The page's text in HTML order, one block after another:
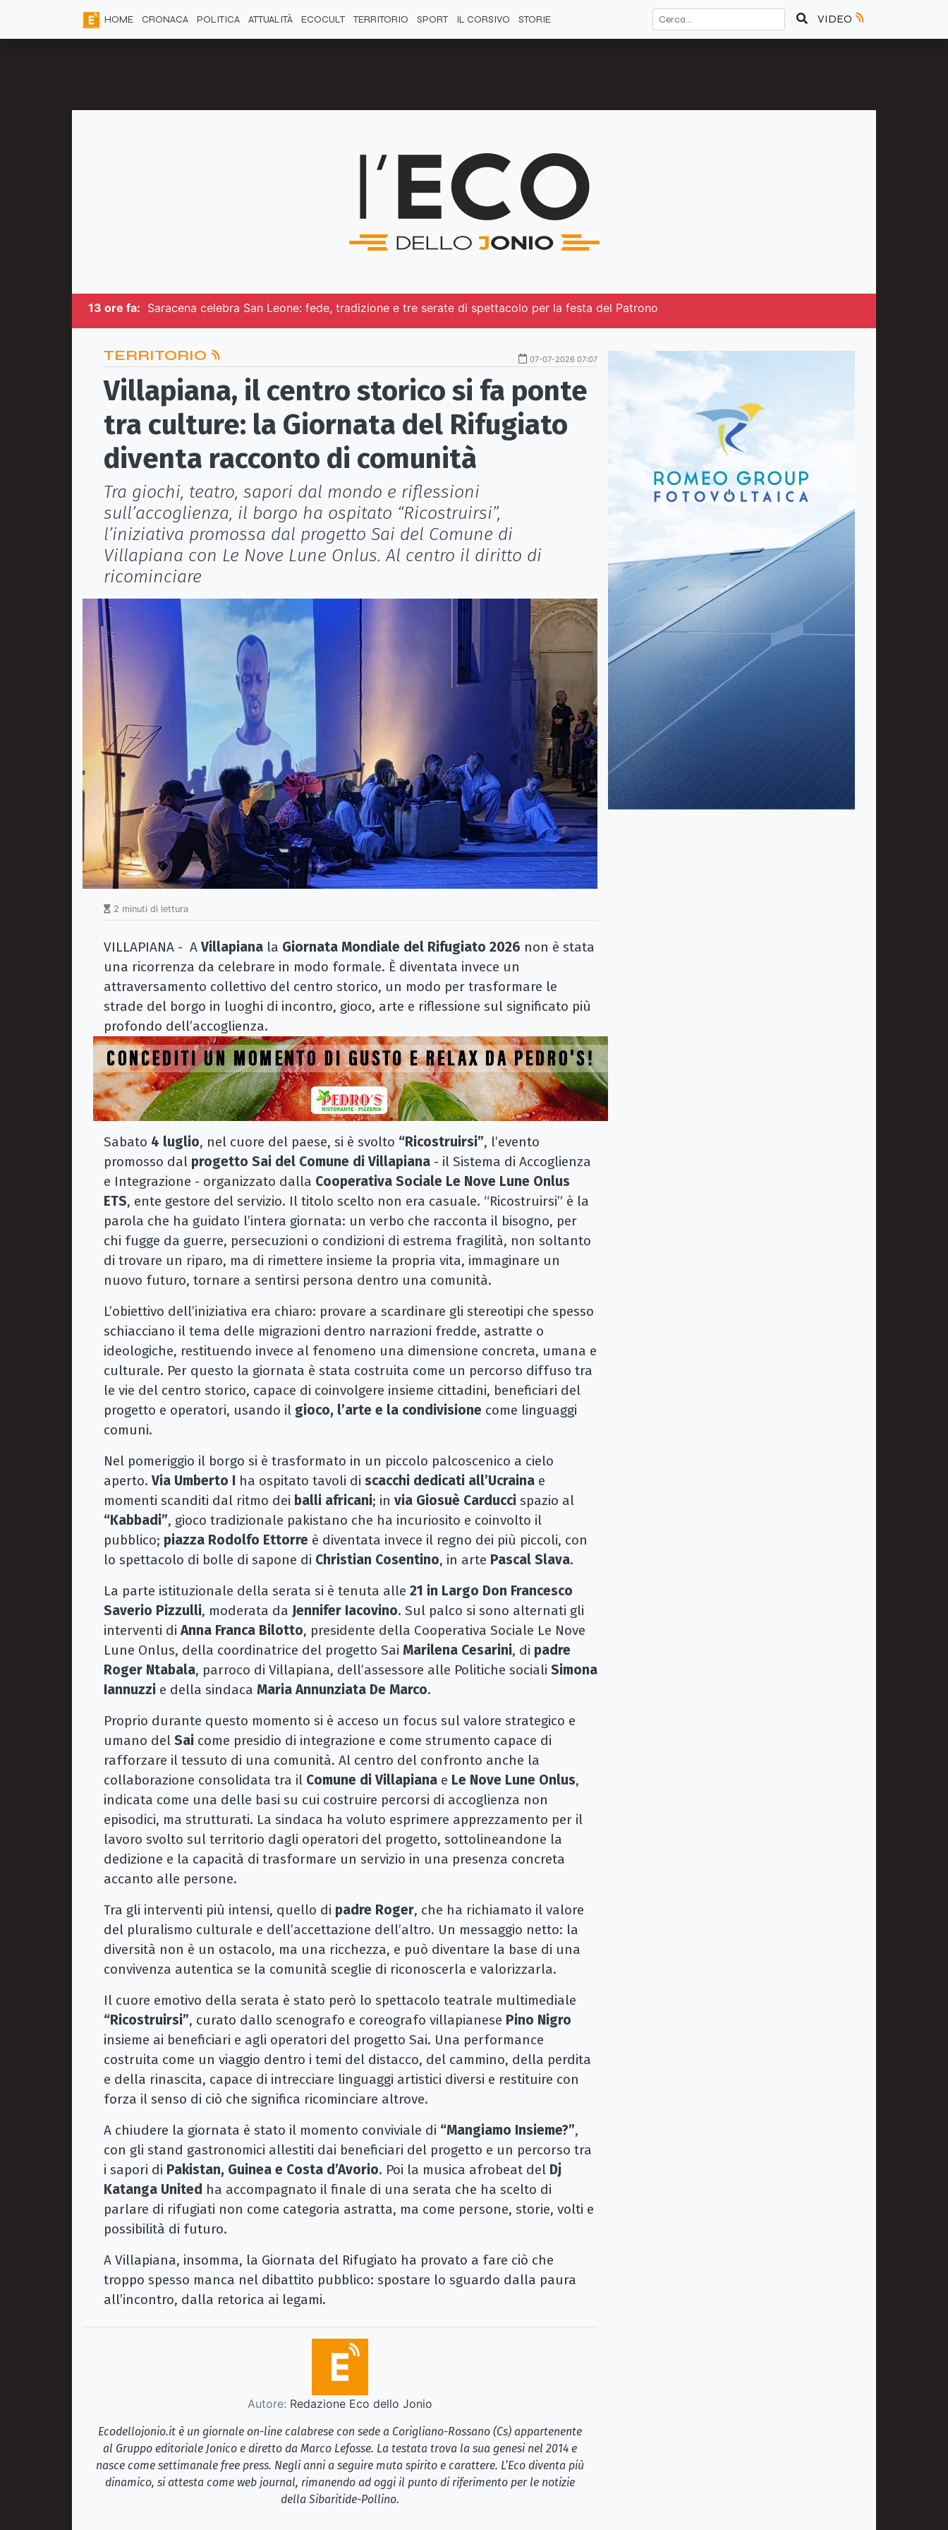
HOME CRONACA POLITICA ATTUALITÀ ECOCULT TERRITORIO SPORT IL CORSIVO STORIE VIDEO
13 ore fa: Saracena celebra San Leone: fede, tradizione e tre serate di spettacolo per la festa del Patrono
TERRITORIO 07-07-2026 07:07
Villapiana, il centro storico si fa ponte
tra culture: la Giornata del Rifugiato
diventa racconto di comunità
Tra giochi, teatro, sapori dal mondo e riflessioni
sull’accoglienza, il borgo ha ospitato “Ricostruirsi”,
l’iniziativa promossa dal progetto Sai del Comune di
Villapiana con Le Nove Lune Onlus. Al centro il diritto di
ricominciare
2 minuti di lettura
VILLAPIANA - A Villapiana la Giornata Mondiale del Rifugiato 2026 non è stata
una ricorrenza da celebrare in modo formale. È diventata invece un
attraversamento collettivo del centro storico, un modo per trasformare le
strade del borgo in luoghi di incontro, gioco, arte e riflessione sul significato più
profondo dell’accoglienza.
Sabato 4 luglio, nel cuore del paese, si è svolto “Ricostruirsi”, l’evento
promosso dal progetto Sai del Comune di Villapiana - il Sistema di Accoglienza
e Integrazione - organizzato dalla Cooperativa Sociale Le Nove Lune Onlus
ETS, ente gestore del servizio. Il titolo scelto non era casuale. “Ricostruirsi” è la
parola che ha guidato l’intera giornata: un verbo che racconta il bisogno, per
chi fugge da guerre, persecuzioni o condizioni di estrema fragilità, non soltanto
di trovare un riparo, ma di rimettere insieme la propria vita, immaginare un
nuovo futuro, tornare a sentirsi persona dentro una comunità.
L’obiettivo dell’iniziativa era chiaro: provare a scardinare gli stereotipi che spesso
schiacciano il tema delle migrazioni dentro narrazioni fredde, astratte o
ideologiche, restituendo invece al fenomeno una dimensione concreta, umana e
culturale. Per questo la giornata è stata costruita come un percorso diffuso tra
le vie del centro storico, capace di coinvolgere insieme cittadini, beneficiari del
progetto e operatori, usando il gioco, l’arte e la condivisione come linguaggi
comuni.
Nel pomeriggio il borgo si è trasformato in un piccolo palcoscenico a cielo
aperto. Via Umberto I ha ospitato tavoli di scacchi dedicati all’Ucraina e
momenti scanditi dal ritmo dei balli africani; in via Giosuè Carducci spazio al
“Kabbadi”, gioco tradizionale pakistano che ha incuriosito e coinvolto il
pubblico; piazza Rodolfo Ettorre è diventata invece il regno dei più piccoli, con
lo spettacolo di bolle di sapone di Christian Cosentino, in arte Pascal Slava.
La parte istituzionale della serata si è tenuta alle 21 in Largo Don Francesco
Saverio Pizzulli, moderata da Jennifer Iacovino. Sul palco si sono alternati gli
interventi di Anna Franca Bilotto, presidente della Cooperativa Sociale Le Nove
Lune Onlus, della coordinatrice del progetto Sai Marilena Cesarini, di padre
Roger Ntabala, parroco di Villapiana, dell’assessore alle Politiche sociali Simona
Iannuzzi e della sindaca Maria Annunziata De Marco.
Proprio durante questo momento si è acceso un focus sul valore strategico e
umano del Sai come presidio di integrazione e come strumento capace di
rafforzare il tessuto di una comunità. Al centro del confronto anche la
collaborazione consolidata tra il Comune di Villapiana e Le Nove Lune Onlus,
indicata come una delle basi su cui costruire percorsi di accoglienza non
episodici, ma strutturati. La sindaca ha voluto esprimere apprezzamento per il
lavoro svolto sul territorio dagli operatori del progetto, sottolineandone la
dedizione e la capacità di trasformare un servizio in una presenza concreta
accanto alle persone.
Tra gli interventi più intensi, quello di padre Roger, che ha richiamato il valore
del pluralismo culturale e dell’accettazione dell’altro. Un messaggio netto: la
diversità non è un ostacolo, ma una ricchezza, e può diventare la base di una
convivenza autentica se la comunità sceglie di riconoscerla e valorizzarla.
Il cuore emotivo della serata è stato però lo spettacolo teatrale multimediale
“Ricostruirsi”, curato dallo scenografo e coreografo villapianese Pino Nigro
insieme ai beneficiari e agli operatori del progetto Sai. Una performance
costruita come un viaggio dentro i temi del distacco, del cammino, della perdita
e della rinascita, capace di intrecciare linguaggi artistici diversi e restituire con
forza il senso di ciò che significa ricominciare altrove.
A chiudere la giornata è stato il momento conviviale di “Mangiamo Insieme?”,
con gli stand gastronomici allestiti dai beneficiari del progetto e un percorso tra
i sapori di Pakistan, Guinea e Costa d’Avorio. Poi la musica afrobeat del Dj
Katanga United ha accompagnato il finale di una serata che ha scelto di
parlare di rifugiati non come categoria astratta, ma come persone, storie, volti e
possibilità di futuro.
A Villapiana, insomma, la Giornata del Rifugiato ha provato a fare ciò che
troppo spesso manca nel dibattito pubblico: spostare lo sguardo dalla paura
all’incontro, dalla retorica ai legami.
Autore: Redazione Eco dello Jonio
Ecodellojonio.it è un giornale on-line calabrese con sede a Corigliano-Rossano (Cs) appartenente
al Gruppo editoriale Jonico e diretto da Marco Lefosse. La testata trova la sua genesi nel 2014 e
nasce come settimanale free press. Negli anni a seguire muta spirito e carattere. L’Eco diventa più
dinamico, si attesta come web journal, rimanendo ad oggi il punto di riferimento per le notizie
della Sibaritide-Pollino.